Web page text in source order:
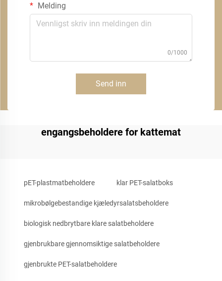
Melding
0/1000
Send inn
engangsbeholdere for kattemat
pET-plastmatbeholdere klar PET-salatboks
mikrobølgebestandige kjæledyrsalatsbeholdere
biologisk nedbrytbare klare salatbeholdere
gjenbrukbare gjennomsiktige salatbeholdere
gjenbrukte PET-salatbeholdere